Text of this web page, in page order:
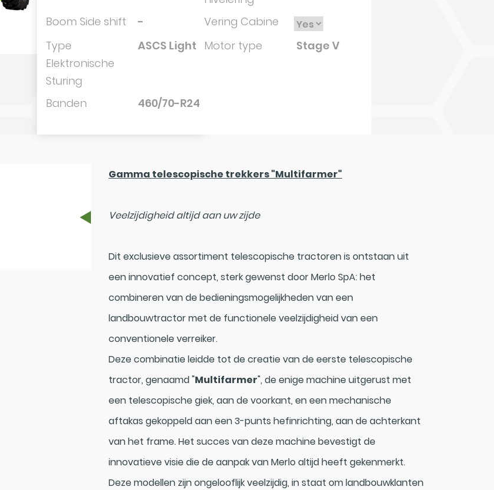
Boom Side shift -
Vering Cabine
Type
Elektronische
Sturing
ASCS Light Motor type Stage V
Banden 460/70-R24
Gamma telescopische trekkers "Multifarmer"
Veelzijdigheid altijd aan uw zijde
Dit exclusieve assortiment telescopische tractoren is ontstaan uit
een innovatief concept, sterk gewenst door Merlo SpA: het
combineren van de bedieningsmogelijkheden van een
landbouwtractor met de functionele veelzijdigheid van een
conventionele verreiker.
Deze combinatie leidde tot de creatie van de eerste telescopische
tractor, genaamd "Multifarmer", de enige machine uitgerust met
een telescopische giek, aan de voorkant, en een mechanische
aftakas gekoppeld aan een 3-punts hefinrichting, aan de achterkant
van het frame. Het succes van deze machine bevestigt de
innovatieve visie die de aanpak van Merlo altijd heeft gekenmerkt.
Deze modellen zijn ongelooflijk veelzijdig, in staat om landbouwklanten